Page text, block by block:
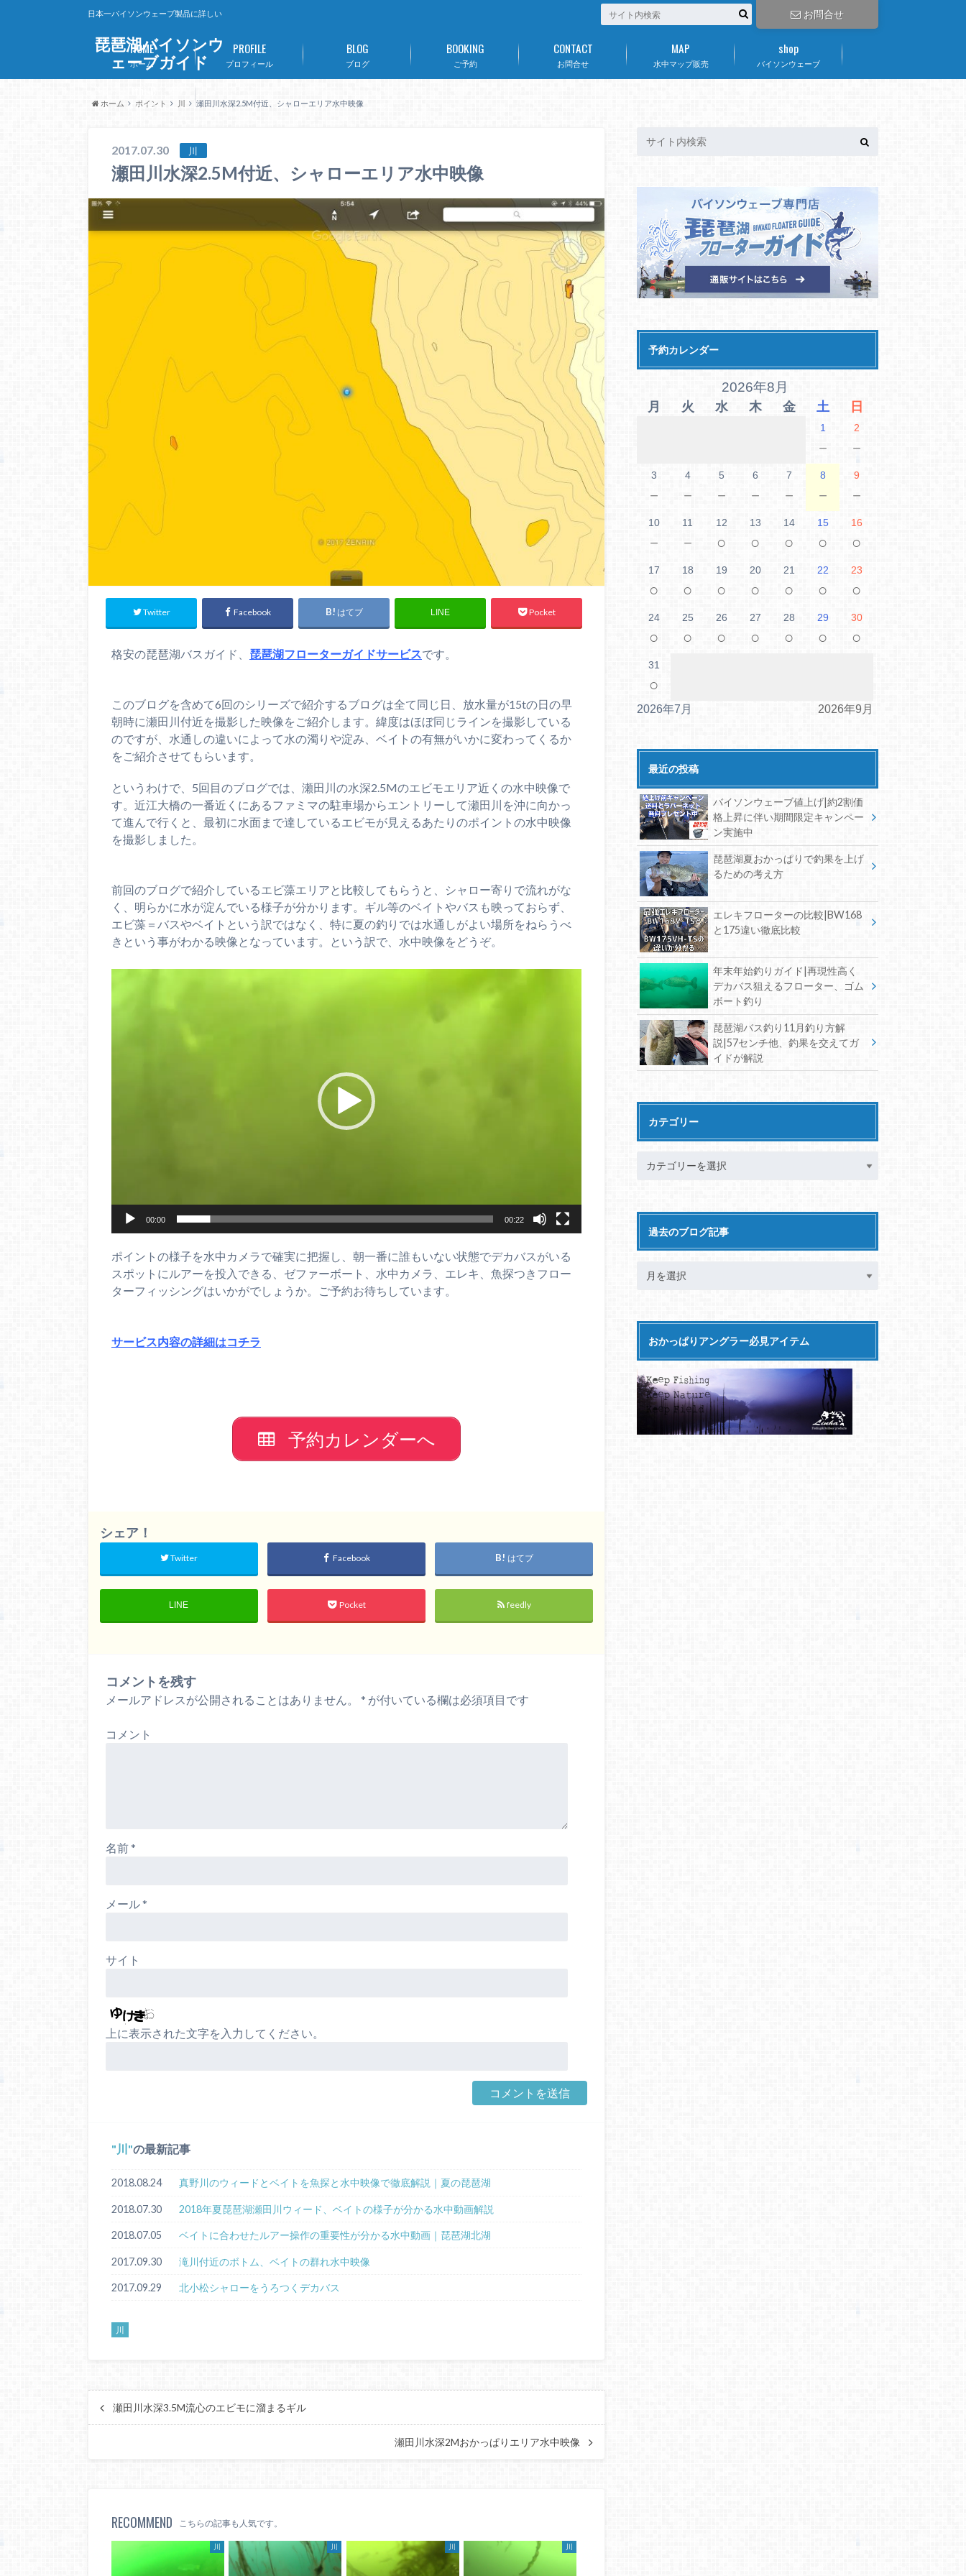
琵琶湖バイソンウ
ェーブガイド
日本一バイソンウェーブ製品に詳しい お問合せ
ホーム
HOME
プロフィール
PROFILE
ブログ
BLOG
ご予約
BOOKING
お問合せ
CONTACT
水中マップ販売
MAP
バイソンウェーブ
shop
リチビー
ホーム ポイント 川 瀬田川水深2.5M付近、シャローエリア水中映像
2017.07.30 川
瀬田川水深2.5M付近、シャローエリア水中映像
Twitter Facebook はてブ LINE Pocket
格安の琵琶湖バスガイド、 琵琶湖フローターガイドサービスです。
このブログを含めて6回のシリーズで紹介するブログは全て同じ日、放水量が15tの日の早
朝時に瀬田川付近を撮影した映像をご紹介します。緯度はほぼ同じラインを撮影している
のですが、水通しの違いによって水の濁りや淀み、ベイトの有無がいかに変わってくるか
をご紹介させてもらいます。
というわけで、5回目のブログでは、瀬田川の水深2.5Mのエビモエリア近くの水中映像で
す。近江大橋の一番近くにあるファミマの駐車場からエントリーして瀬田川を沖に向かっ
て進んで行くと、最初に水面まで達しているエビモが見えるあたりのポイントの水中映像
を撮影しました。
前回のブログで紹介しているエビ藻エリアと比較してもらうと、シャロー寄りで流れがな
く、明らかに水が淀んでいる様子が分かります。ギル等のベイトやバスも映っておらず、
エビ藻＝バスやベイトという訳ではなく、特に夏の釣りでは水通しがよい場所をねらうべ
きという事がわかる映像となっています。という訳で、水中映像をどうぞ。
00:00 00:22
ポイントの様子を水中カメラで確実に把握し、朝一番に誰もいない状態でデカバスがいる
スポットにルアーを投入できる、ゼファーボート、水中カメラ、エレキ、魚探つきフロー
ターフィッシングはいかがでしょうか。ご予約お待ちしています。
サービス内容の詳細はコチラ
予約カレンダーへ
シェア！
Twitter Facebook はてブ
LINE Pocket feedly
コメントを残す
メールアドレスが公開されることはありません。 * が付いている欄は必須項目です
コメント
名前*
メール*
サイト
上に表示された文字を入力してください。
川 の最新記事
2018.08.24 真野川のウィードとベイトを魚探と水中映像で徹底解説｜夏の琵琶湖
2018.07.30 2018年夏琵琶湖瀬田川ウィード、ベイトの様子が分かる水中動画解説
2018.07.05 ベイトに合わせたルアー操作の重要性が分かる水中動画｜琵琶湖北湖
2017.09.30 滝川付近のボトム、ベイトの群れ水中映像
2017.09.29 北小松シャローをうろつくデカバス
川
瀬田川水深3.5M流心のエビモに溜まるギル
瀬田川水深2Mおかっぱりエリア水中映像
RECOMMEND こちらの記事も人気です。
川 川 川 川
予約カレンダー
2026年8月
月 火 水 木 金 土 日
1
－
2
－
3
－
4
－
5
－
6
－
7
－
8
－
9
－
10
－
11
－
12
○
13
○
14
○
15
○
16
○
17
○
18
○
19
○
20
○
21
○
22
○
23
○
24
○
25
○
26
○
27
○
28
○
29
○
30
○
31
○
2026年7月 2026年9月
最近の投稿
バイソンウェーブ値上げ|約2割価
格上昇に伴い期間限定キャンペー
ン実施中
琵琶湖夏おかっぱりで釣果を上げ
るための考え方
エレキフローターの比較|BW168
と175違い徹底比較
年末年始釣りガイド|再現性高く
デカバス狙えるフローター、ゴム
ボート釣り
琵琶湖バス釣り11月釣り方解
説|57センチ他、釣果を交えてガ
イドが解説
カテゴリー
過去のブログ記事
おかっぱりアングラー必見アイテム